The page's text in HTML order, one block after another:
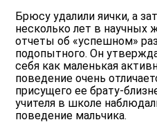
Брюсу удалили яички, а
несколько лет в научных
отчеты об «успешном»
подопытного. Он
себя как маленькая
поведение очень
присущего ее брату-
учителя в школе
поведение мальчика.